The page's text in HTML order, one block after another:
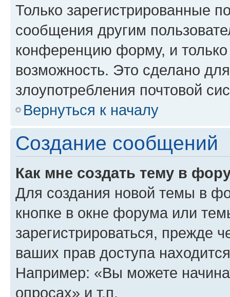
Только зарегистрированные
сообщения другим
конференцию форму, и
возможность. Это сделано
злоупотребления почтовой
Вернуться к началу
Создание сообщений
Как мне создать тему в
Для создания новой темы в
кнопке в окне форума или
зарегистрироваться, прежде
ваших прав доступа
Например: «Вы можете
опросах» и т.п.